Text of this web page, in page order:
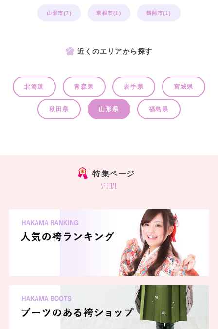
山形市(7) 東根市(1) 鶴岡市(1)
近くのエリアから探す
北海道 青森県 岩手県 宮城県
秋田県 山形県 福島県
特集ページ
special